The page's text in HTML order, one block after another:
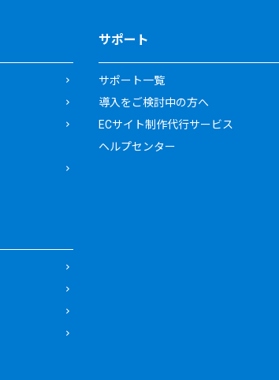
サポート
サポート一覧
導入をご検討中の方へ
ECサイト制作代行サービス
ヘルプセンター